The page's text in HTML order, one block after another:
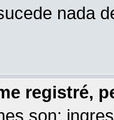
nada
registré,
son: